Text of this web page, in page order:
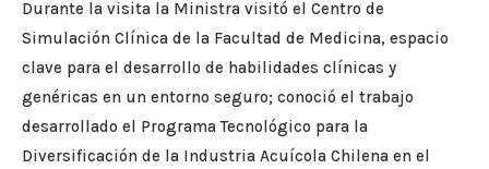
Durante la visita la Ministra visitó el Centro de
Simulación Clínica de la Facultad de Medicina, espacio
clave para el desarrollo de habilidades clínicas y
genéricas en un entorno seguro; conoció el trabajo
desarrollado el Programa Tecnológico para la
Diversificación de la Industria Acuícola Chilena en el